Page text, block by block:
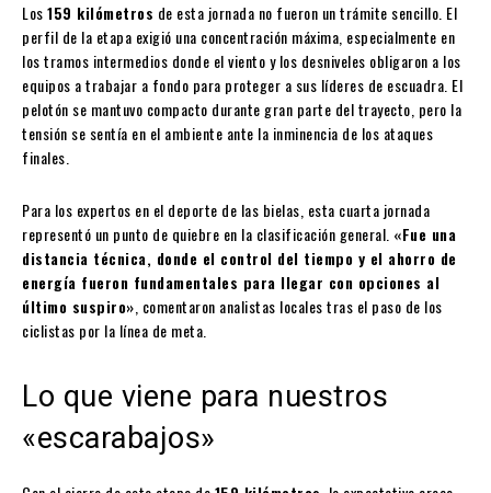
Los159 kilómetros de esta jornada no fueron un trámite sencillo. El
perfil de la etapa exigió una concentración máxima, especialmente en
los tramos intermedios donde el viento y los desniveles obligaron a los
equipos a trabajar a fondo para proteger a sus líderes de escuadra. El
pelotón se mantuvo compacto durante gran parte del trayecto, pero la
tensión se sentía en el ambiente ante la inminencia de los ataques
finales.
Para los expertos en el deporte de las bielas, esta cuarta jornada
representó un punto de quiebre en la clasificación general. «Fue una
distancia técnica, donde el control del tiempo y el ahorro de
energía fueron fundamentales para llegar con opciones al
último suspiro» , comentaron analistas locales tras el paso de los
ciclistas por la línea de meta.
Lo que viene para nuestros
«escarabajos»